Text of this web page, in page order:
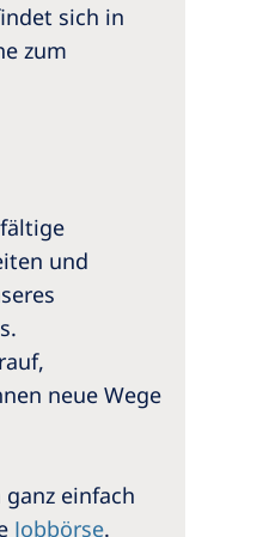
sich in
zum
und
neue Wege
ganz einfach
Jobbörse.